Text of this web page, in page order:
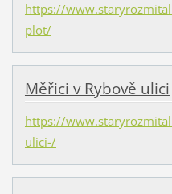
https://
plot/
Měřici v Rybově ulici
https://
ulici-/